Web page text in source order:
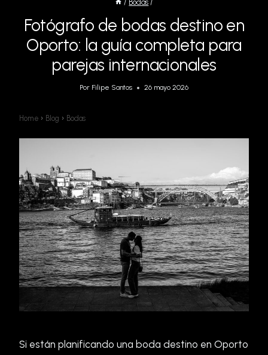
/ Bodas /
Fotógrafo de bodas destino en
Oporto: la guía completa para
parejas internacionales
Por Filipe Santos 26 mayo 2026
Home › Blog › Bodas
Si están planificando una boda destino en Oporto